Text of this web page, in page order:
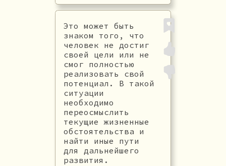
Это может быть
знаком того, что
человек не достиг
своей цели или не
смог полностью
реализовать свой
потенциал. В такой
ситуации
необходимо
переосмыслить
текущие жизненные
обстоятельства и
найти иные пути
для дальнейшего
развития.